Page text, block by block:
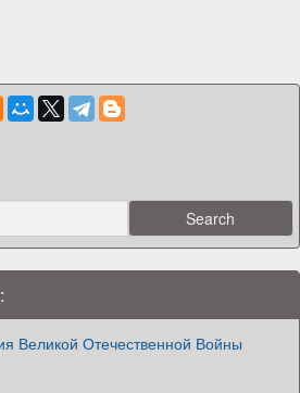
Великой Отечественной Войны